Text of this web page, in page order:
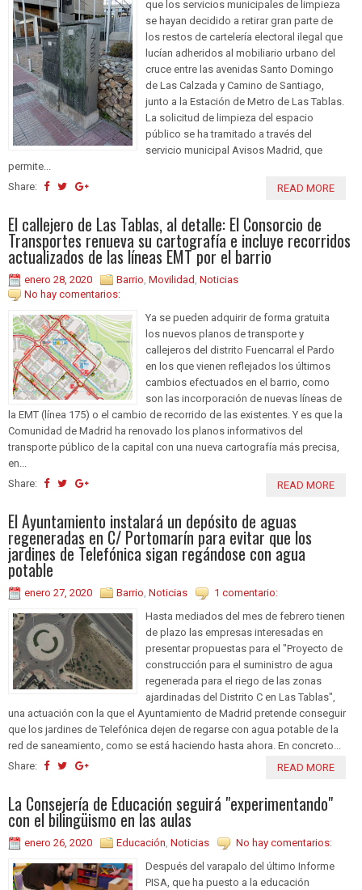
que los servicios municipales de limpieza
se hayan decidido a retirar gran parte de
los restos de cartelería electoral ilegal que
lucían adheridos al mobiliario urbano del
cruce entre las avenidas Santo Domingo
de Las Calzada y Camino de Santiago,
junto a la Estación de Metro de Las Tablas.
La solicitud de limpieza del espacio
público se ha tramitado a través del
servicio municipal Avisos Madrid, que
permite...
Share:
READ MORE
El callejero de Las Tablas, al detalle: El Consorcio de
Transportes renueva su cartografía e incluye recorridos
actualizados de las líneas EMT por el barrio
enero 28, 2020 Barrio, Movilidad , Noticias
No hay comentarios:
Ya se pueden adquirir de forma gratuita
los nuevos planos de transporte y
callejeros del distrito Fuencarral el Pardo
en los que vienen reflejados los últimos
cambios efectuados en el barrio, como
son las incorporación de nuevas líneas de
la EMT (línea 175) o el cambio de recorrido de las existentes. Y es que la
Comunidad de Madrid ha renovado los planos informativos del
transporte público de la capital con una nueva cartografía más precisa,
en...
Share:
READ MORE
El Ayuntamiento instalará un depósito de aguas
regeneradas en C/ Portomarín para evitar que los
jardines de Telefónica sigan regándose con agua
potable
enero 27, 2020 Barrio, Noticias
1 comentario:
Hasta mediados del mes de febrero tienen
de plazo las empresas interesadas en
presentar propuestas para el "Proyecto de
construcción para el suministro de agua
regenerada para el riego de las zonas
ajardinadas del Distrito C en Las Tablas",
una actuación con la que el Ayuntamiento de Madrid pretende conseguir
que los jardines de Telefónica dejen de regarse con agua potable de la
red de saneamiento, como se está haciendo hasta ahora. En concreto...
Share:
READ MORE
La Consejería de Educación seguirá "experimentando"
con el bilingüismo en las aulas
enero 26, 2020 Educación, Noticias
No hay comentarios:
Después del varapalo del último Informe
PISA, que ha puesto a la educación